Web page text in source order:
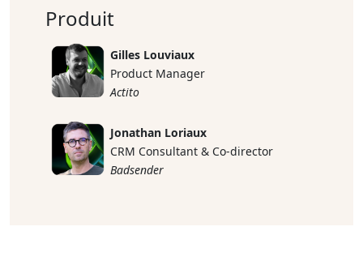
Produit
Gilles Louviaux
Product Manager
Actito
Jonathan Loriaux
CRM Consultant & Co-director
Badsender